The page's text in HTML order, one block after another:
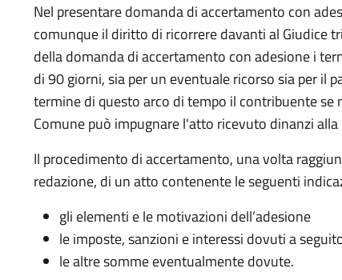
Nel presentare domanda di accertamento con
comunque il diritto di ricorrere davanti al Giudice
della domanda di accertamento con adesione i
di 90 giorni, sia per un eventuale ricorso sia per il
termine di questo arco di tempo il contribuente se
Comune può impugnare l'atto ricevuto dinanzi
Il procedimento di accertamento, una volta
redazione, di un atto contenente le seguenti
gli elementi e le motivazioni dell’adesione
le imposte, sanzioni e interessi dovuti a
le altre somme eventualmente dovute.